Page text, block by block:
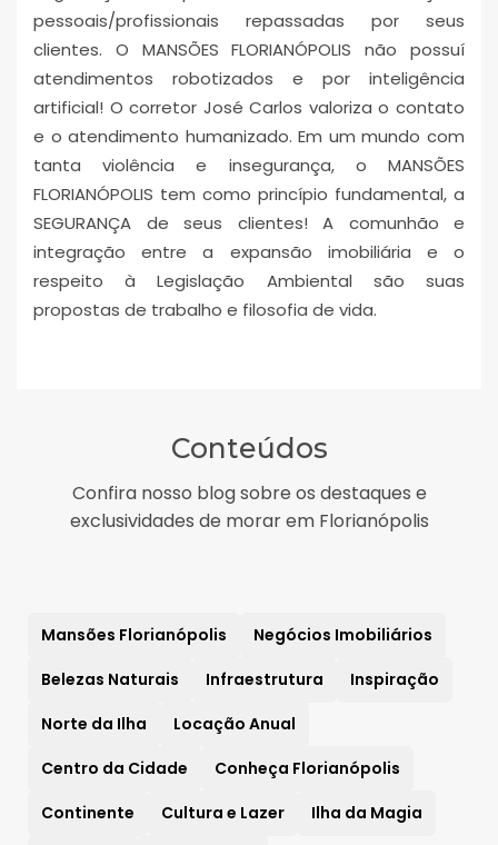
pessoais/profissionais repassadas por seus
clientes. O MANSÕES FLORIANÓPOLIS não possuí
atendimentos robotizados e por inteligência
artificial! O corretor José Carlos valoriza o contato
e o atendimento humanizado. Em um mundo com
tanta violência e insegurança, o MANSÕES
FLORIANÓPOLIS tem como princípio fundamental, a
SEGURANÇA de seus clientes! A comunhão e
integração entre a expansão imobiliária e o
respeito à Legislação Ambiental são suas
propostas de trabalho e filosofia de vida.
Conteúdos
Confira nosso blog sobre os destaques e
exclusividades de morar em Florianópolis
Mansões Florianópolis
Negócios Imobiliários
Belezas Naturais
Infraestrutura
Inspiração
Norte da Ilha
Locação Anual
Centro da Cidade
Conheça Florianópolis
Continente
Cultura e Lazer
Ilha da Magia